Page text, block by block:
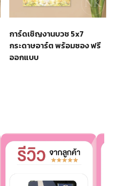
การ์ดเชิญงานบวช 5x7
กระดาษอาร์ต พร้อมซอง ฟรี
ออกแบบ